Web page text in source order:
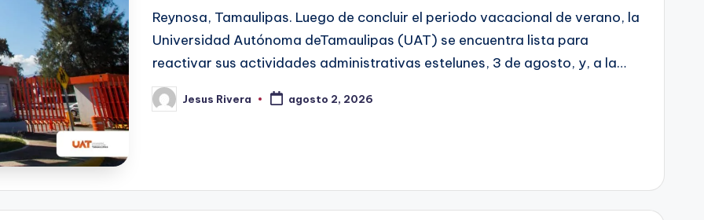
Reynosa, Tamaulipas. Luego de concluir el periodo vacacional de verano, la
Universidad Autónoma deTamaulipas (UAT) se encuentra lista para
reactivar sus actividades administrativas estelunes, 3 de agosto, y, a la…
Publicado
por
Jesus Rivera agosto 2, 2026